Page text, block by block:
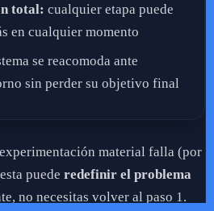
total: cualquier etapa puede
en cualquier momento
se reacomoda ante
sin perder su objetivo final
material falla (por
puede redefinir el problema
no necesitas volver al paso 1.